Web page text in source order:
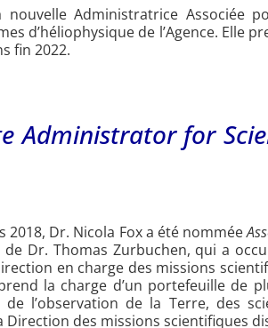
Administratrice Associée
d’héliophysique de l’Agence. Elle
fin 2022.
Administrator for
2018, Dr. Nicola Fox a été nommée
Dr. Thomas Zurbuchen, qui a
en charge des missions
la charge d’un portefeuille de
l’observation de la Terre, des
des missions scientifiques